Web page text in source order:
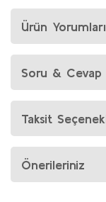
Ürün Yorumları
Soru & Cevap
Taksit
Önerileriniz